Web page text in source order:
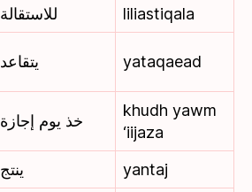
للاستقالة
liliastiqala
يتقاعد yataqaead
خذ يوم إجازة
khudh yawm
‘iijaza
ينتج
yantaj